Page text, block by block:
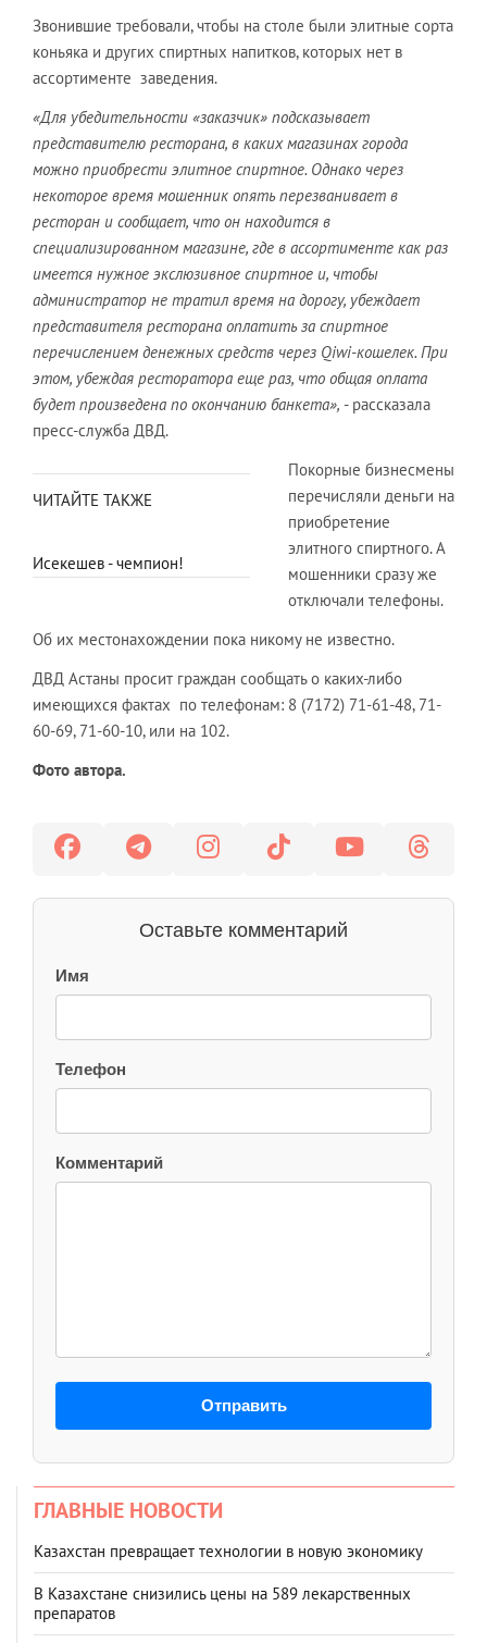
Звонившие требовали, чтобы на столе были элитные сорта
коньяка и других спиртных напитков, которых нет в
ассортименте заведения.
«Для убедительности «заказчик» подсказывает
представителю ресторана, в каких магазинах города
можно приобрести элитное спиртное. Однако через
некоторое время мошенник опять перезванивает в
ресторан и сообщает, что он находится в
специализированном магазине, где в ассортименте как раз
имеется нужное экслюзивное спиртное и, чтобы
администратор не тратил время на дорогу, убеждает
представителя ресторана оплатить за спиртное
перечислением денежных средств через Qiwi-кошелек. При
этом, убеждая ресторатора еще раз, что общая оплата
будет произведена по окончанию банкета», - рассказала
пресс-служба ДВД.
ЧИТАЙТЕ ТАКЖЕ
Исекешев - чемпион!
Покорные бизнесмены
перечисляли деньги на
приобретение
элитного спиртного. А
мошенники сразу же
отключали телефоны.
Об их местонахождении пока никому не известно.
ДВД Астаны просит граждан сообщать о каких-либо
имеющихся фактах по телефонам: 8 (7172) 71-61-48, 71-
60-69, 71-60-10, или на 102.
Фото автора.
Оставьте комментарий
Имя
Телефон
Комментарий
Отправить
ГЛАВНЫЕ НОВОСТИ
Казахстан превращает технологии в новую экономику
В Казахстане снизились цены на 589 лекарственных
препаратов